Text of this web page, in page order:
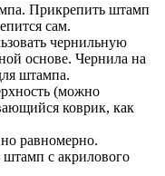
Прикрепить штамп
сам.
чернильную
основе. Чернила на
штампа.
(можно
коврик, как
равномерно.
с акрилового